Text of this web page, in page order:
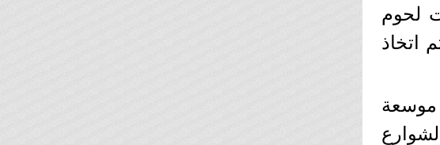
لحوم
اتخاذ
موسعة